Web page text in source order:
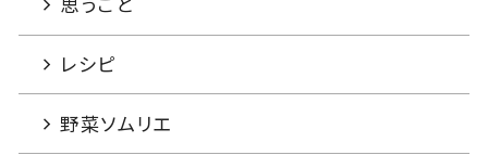
思うこと
レシピ
野菜ソムリエ